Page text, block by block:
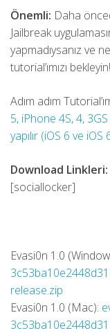
Önemli: Daha
Jailbreak
yapmadıysanız ve
tutorial’ımızı bekleyin!
Adım adım
5, iPhone 4S, 4,
yapılır (iOS 6 ve iOS
Download Linkleri:
[sociallocker]
Evasi0n 1.0
release.zip
Evasi0n 1.0 (Mac):